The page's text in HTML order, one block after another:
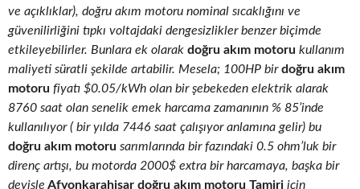
ve açıklıklar), doğru akım motoru nominal sıcaklığını ve
güvenilirliğini tıpkı voltajdaki dengesizlikler benzer biçimde
etkileyebilirler. Bunlara ek olarak doğru akım motoru kullanım
maliyeti süratli şekilde artabilir. Mesela; 100HP birdoğru akım
motoru fiyatı $0.05/kWh olan bir şebekeden elektrik alarak
8760 saat olan senelik emek harcama zamanının % 85’inde
kullanılıyor ( bir yılda 7446 saat çalışıyor anlamına gelir) bu
doğru akım motoru sarımlarında bir fazındaki 0.5 ohm’luk bir
direnç artışı, bu motorda 2000$ extra bir harcamaya, başka bir
deyişle Afyonkarahisar doğru akım motoru Tamiri için